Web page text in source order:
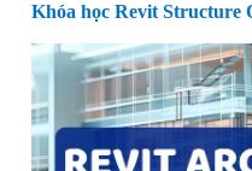
Khóa học Revit Structure